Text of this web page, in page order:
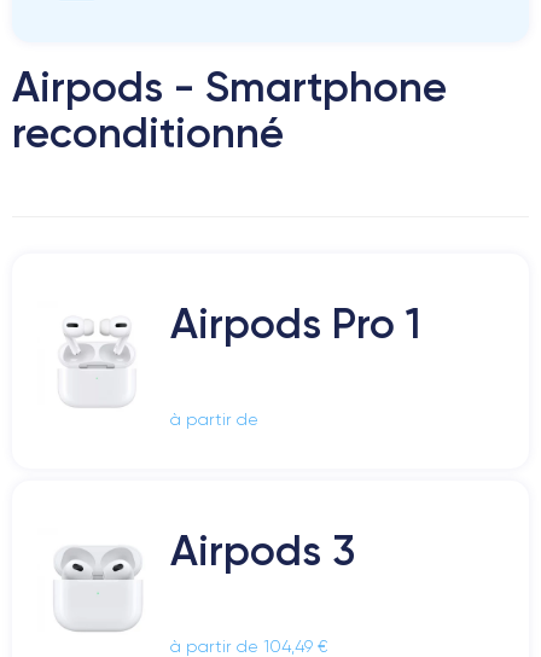
Airpods - Smartphone
reconditionné
Airpods Pro 1
à partir de
Airpods 3
à partir de 104,49 €